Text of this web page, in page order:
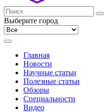
Выберите город
Главная
Новости
Научные статьи
Полезные статьи
Обзоры
Специальности
Видео